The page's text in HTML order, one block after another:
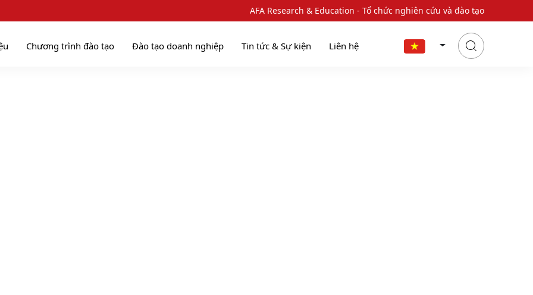
AFA Research & Education - Tổ chức nghiên cứu và đào tạo
Chương trình đào tạo Đào tạo doanh nghiệp Tin tức & Sự kiện Liên hệ